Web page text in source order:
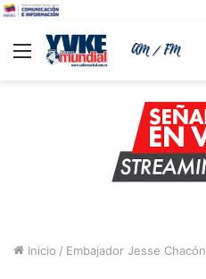
Menu
Inicio / Embajador Jesse Chacón